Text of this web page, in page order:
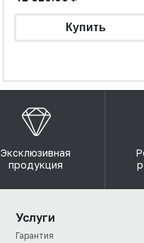
Эксклюзивная
продукция
Услуги
Гарантия